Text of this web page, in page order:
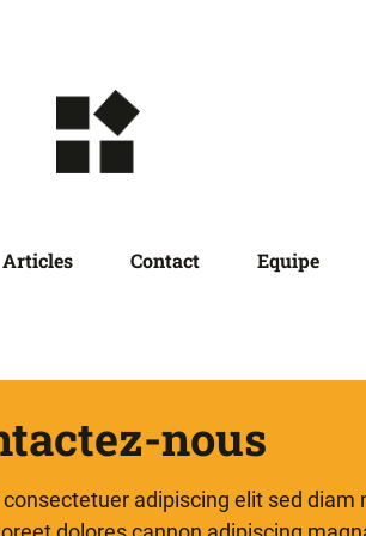
Articles Contact Equipe
nous
adipiscing elit sed diam